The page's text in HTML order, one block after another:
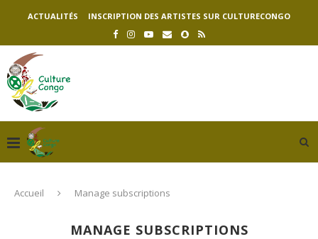
ACTUALITÉS INSCRIPTION DES ARTISTES SUR CULTURECONGO
Accueil Manage subscriptions
MANAGE SUBSCRIPTIONS